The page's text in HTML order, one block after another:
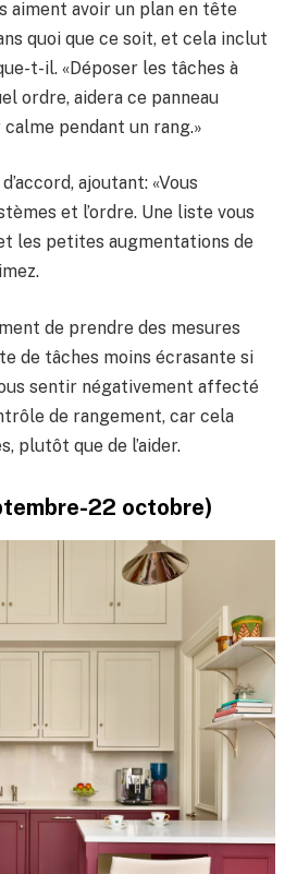
aiment avoir un plan en tête
quoi que ce soit, et cela inclut
t-il. «Déposer les tâches à
ordre, aidera ce panneau
pendant un rang.»
ajoutant: «Vous
et l’ordre. Une liste vous
les petites augmentations de
de prendre des mesures
de tâches moins écrasante si
sentir négativement affecté
de rangement, car cela
plutôt que de l’aider.
22 octobre)